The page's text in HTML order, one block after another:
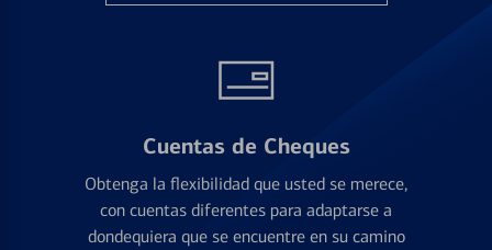
Cuentas de Cheques
Obtenga la flexibilidad que usted se merece,
con cuentas diferentes para adaptarse a
dondequiera que se encuentre en su camino